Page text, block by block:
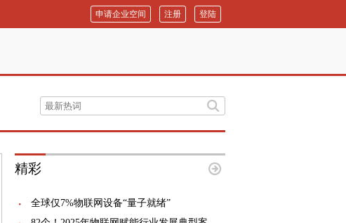
登陆
注册
申请企业空间
精彩
全球仅7%物联网设备“量子就绪”